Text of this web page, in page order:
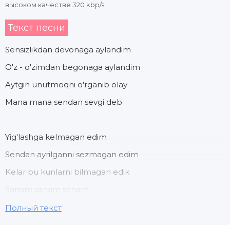
высоком качестве 320 kbp/s.
Текст песни
Sensizlikdan devonaga aylandim
O'z - o'zimdan begonaga aylandim
Aytgin unutmoqni o'rganib olay
Mana mana sendan sevgi deb
Yig'lashga kelmagan edim
Sendan ayrilganni sezmagan edim
Kelar bu kunlarni bilmagan edik
Sanam sanam sanam
Полный текст